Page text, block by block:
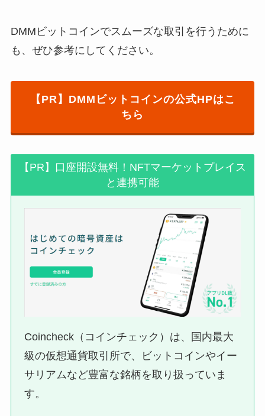
DMMビットコインでスムーズな取引を行うために
も、ぜひ参考にしてください。
【PR】DMMビットコインの公式HPはこ
ちら
【PR】口座開設無料！NFTマーケットプレイス
と連携可能
Coincheck（コインチェック）は、国内最大
級の仮想通貨取引所で、ビットコインやイー
サリアムなど豊富な銘柄を取り扱っていま
す。